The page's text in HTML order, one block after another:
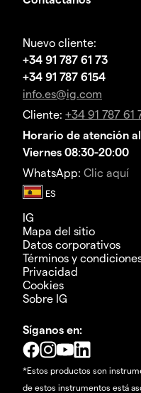
Nuevo cliente:
+34 91 787 61 73
+34 91 787 6154
info.es@ig.com
Cliente: +34 91 787 61
Horario de atención
Viernes 08:30-20:00
WhatsApp: Clic aquí
IG
Mapa del sitio
Datos corporativos
Términos y
Privacidad
Cookies
Sobre IG
Síganos en:
*Estos productos son
de estos instrumentos está